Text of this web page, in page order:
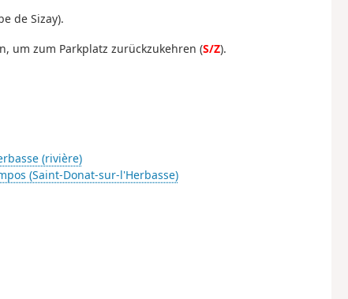
de Sizay).
um zum Parkplatz zurückzukehren (S/Z).
(rivière)
(Saint-Donat-sur-l'Herbasse)